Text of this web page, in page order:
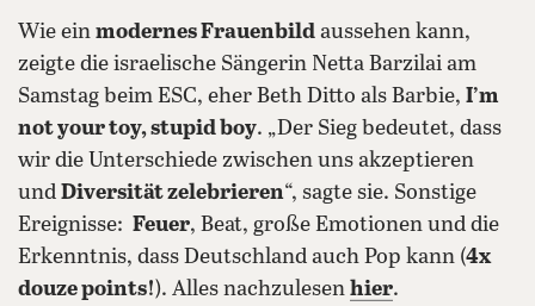
Wie ein modernes Frauenbild aussehen kann,
zeigte die israelische Sängerin Netta Barzilai am
Samstag beim ESC, eher Beth Ditto als Barbie, I’m
not your toy, stupid boy. „Der Sieg bedeutet, dass
wir die Unterschiede zwischen uns akzeptieren
und Diversität zelebrieren“, sagte sie. Sonstige
Ereignisse: Feuer, Beat, große Emotionen und die
Erkenntnis, dass Deutschland auch Pop kann (4x
douze points!). Alles nachzulesen hier.